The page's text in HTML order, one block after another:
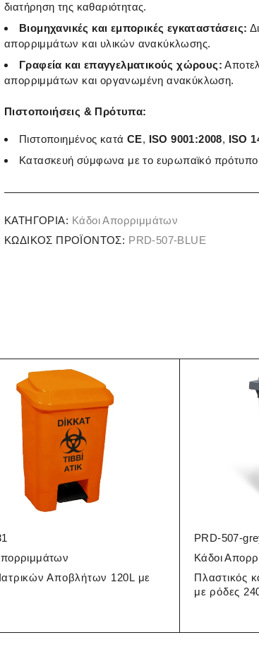
διατήρηση της καθαριότητας.
Βιομηχανικές και εμπορικές εγκαταστάσεις:
απορριμμάτων και υλικών ανακύκλωσης.
Γραφεία και επαγγελματικούς χώρους:
απορριμμάτων και οργανωμένη ανακύκλωση.
Πιστοποιήσεις & Πρότυπα:
Πιστοποιημένος κατά CE, ISO 9001:2008, ISO
Κατασκευή σύμφωνα με το ευρωπαϊκό πρότυπο
ΚΑΤΗΓΟΡΊΑ: Κάδοι Απορριμμάτων
ΚΩΔΙΚΌΣ ΠΡΟΪΌΝΤΟΣ: PRD-507-BLUE
Αποβλήτων 120L με
PRD-507-
Κάδοι
Πλαστικός
με ρόδες